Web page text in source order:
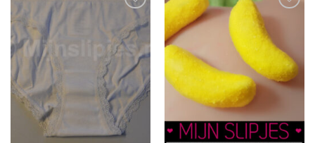
verlanglijst
toevoegen
Aan
verlanglijst
toevoegen